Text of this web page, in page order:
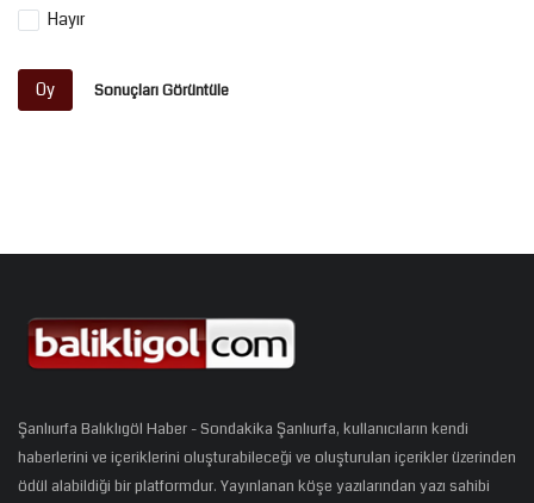
Hayır
Oy Sonuçları Görüntüle
Şanlıurfa Balıklıgöl Haber - Sondakika Şanlıurfa, kullanıcıların kendi
haberlerini ve içeriklerini oluşturabileceği ve oluşturulan içerikler üzerinden
ödül alabildiği bir platformdur. Yayınlanan köşe yazılarından yazı sahibi